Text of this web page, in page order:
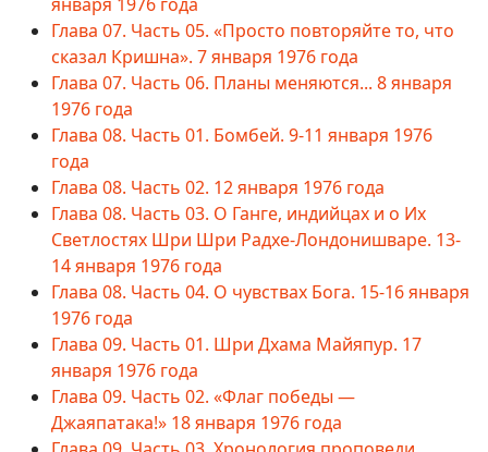
Глава 07. Часть 05. «Просто повторяйте то, что
сказал Кришна». 7 января 1976 года
Глава 07. Часть 06. Планы меняются... 8 января
1976 года
Глава 08. Часть 01. Бомбей. 9-11 января 1976
года
Глава 08. Часть 02. 12 января 1976 года
Глава 08. Часть 03. О Ганге, индийцах и о Их
Светлостях Шри Шри Радхе-Лондонишваре. 13-
14 января 1976 года
Глава 08. Часть 04. О чувствах Бога. 15-16 января
1976 года
Глава 09. Часть 01. Шри Дхама Майяпур. 17
января 1976 года
Глава 09. Часть 02. «Флаг победы —
Джаяпатака!» 18 января 1976 года